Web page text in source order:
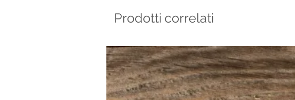
Prodotti correlati